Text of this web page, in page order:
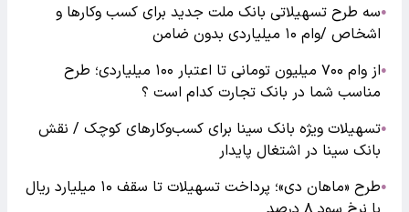
●سه طرح تسهیلاتی بانک ملت جدید برای کسب وکارها و
اشخاص /وام ۱۰ میلیاردی بدون ضامن
●
از وام ۷۰۰ میلیون تومانی تا اعتبار ۱۰۰ میلیاردی؛ طرح
مناسب شما در بانک تجارت کدام است ؟
●تسهیلات ویژه بانک سینا برای کسب‌وکارهای کوچک / نقش
بانک سینا در اشتغال پایدار
●
طرح «ماهان دی»؛ پرداخت تسهیلات تا سقف ۱۰ میلیارد ریال